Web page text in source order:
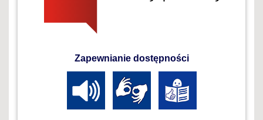
Zapewnianie dostępności